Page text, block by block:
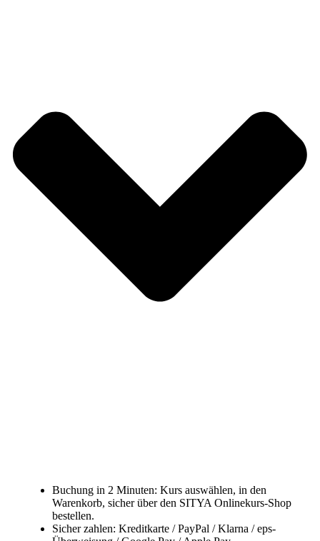
Buchung in 2 Minuten: Kurs auswählen, in den
Warenkorb, sicher über den SITYA Onlinekurs-Shop
bestellen.
Sicher zahlen: Kreditkarte / PayPal / Klarna / eps-